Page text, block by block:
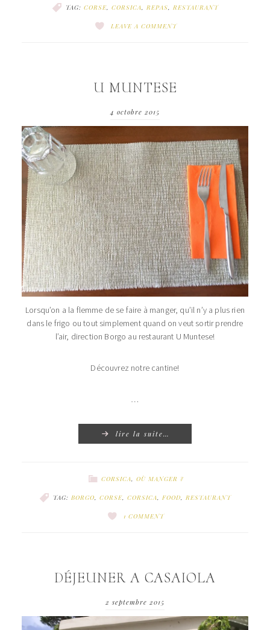
TAG: CORSE, CORSICA REPAS RESTAURANT
LEAVE A COMMENT
U MUNTESE
4 octobre 2015
Lorsqu’on a la flemme de se faire à manger, qu’il n’y a plus rien
dans le frigo ou tout simplement quand on veut sortir prendre
l’air, direction Borgo au restaurant U Muntese!
Découvrez notre cantine!
…
lire la suite…
CORSICA OÙ MANGER ?
TAG: BORGO CORSE, CORSICA FOOD RESTAURANT
1 COMMENT
DÉJEUNER A CASAIOLA
2 septembre 2015